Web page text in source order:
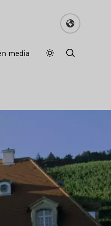
media Dagstand
Darkmode